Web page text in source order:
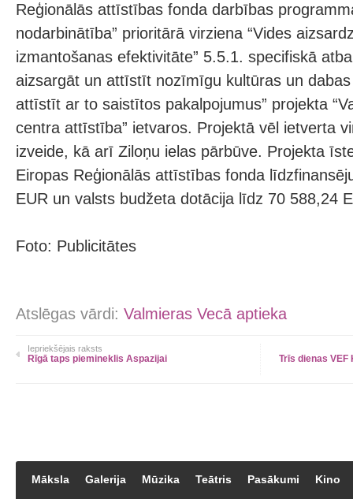
Reģionālās attīstības fonda darbības
nodarbinātība” prioritārā virziena “Vides
izmantošanas efektivitāte” 5.5.1. specifiskā
aizsargāt un attīstīt nozīmīgu kultūras un
attīstīt ar to saistītos pakalpojumus” projekta
centra attīstība” ietvaros. Projektā vēl ietverta
izveide, kā arī Ziloņu ielas pārbūve. Projekta
Eiropas Reģionālās attīstības fonda
EUR un valsts budžeta dotācija līdz 70 588,24
Foto: Publicitātes
Atslēgas vārdi: Valmieras Vecā aptieka
Iepriekšējais raksts
Rīgā taps piemineklis Aspazijai Trīs dienas
Māksla Galerija Mūzika Teātris Pasākumi Kino